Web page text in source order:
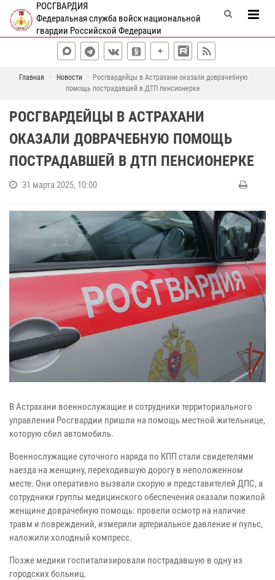
РОСГВАРДИЯ
Федеральная служба войск национальной
гвардии Российской Федерации
Главная Новости
Росгвардейцы в Астрахани оказали доврачебную
помощь пострадавшей в ДТП пенсионерке
РОСГВАРДЕЙЦЫ В АСТРАХАНИ
ОКАЗАЛИ ДОВРАЧЕБНУЮ ПОМОЩЬ
ПОСТРАДАВШЕЙ В ДТП ПЕНСИОНЕРКЕ
31 марта 2025, 10:00
В Астрахани военнослужащие и сотрудники территориального
управления Росгвардии пришли на помощь местной жительнице,
которую сбил автомобиль.
Военнослужащие суточного наряда по КПП стали свидетелями
наезда на женщину, переходившую дорогу в неположенном
месте. Они оперативно вызвали скорую и представителей ДПС, а
сотрудники группы медицинского обеспечения оказали пожилой
женщине доврачебную помощь: провели осмотр на наличие
травм и повреждений, измерили артериальное давление и пульс,
наложили холодный компресс.
Позже медики госпитализировали пострадавшую в одну из
городских больниц.